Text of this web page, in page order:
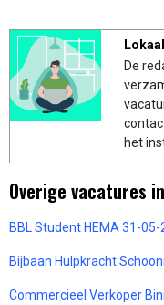
De
het
Overige vacatures
BBL Student HEMA 31-
Bijbaan Hulpkracht
Commercieel Verkoper